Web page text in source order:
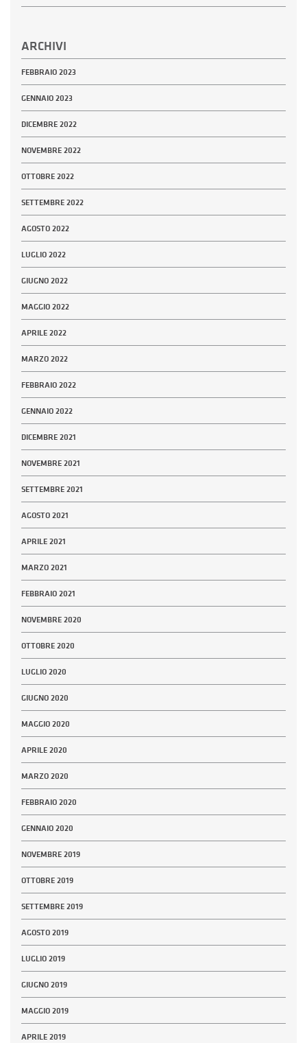
ARCHIVI
FEBBRAIO 2023
GENNAIO 2023
DICEMBRE 2022
NOVEMBRE 2022
OTTOBRE 2022
SETTEMBRE 2022
AGOSTO 2022
LUGLIO 2022
GIUGNO 2022
MAGGIO 2022
APRILE 2022
MARZO 2022
FEBBRAIO 2022
GENNAIO 2022
DICEMBRE 2021
NOVEMBRE 2021
SETTEMBRE 2021
AGOSTO 2021
APRILE 2021
MARZO 2021
FEBBRAIO 2021
NOVEMBRE 2020
OTTOBRE 2020
LUGLIO 2020
GIUGNO 2020
MAGGIO 2020
APRILE 2020
MARZO 2020
FEBBRAIO 2020
GENNAIO 2020
NOVEMBRE 2019
OTTOBRE 2019
SETTEMBRE 2019
AGOSTO 2019
LUGLIO 2019
GIUGNO 2019
MAGGIO 2019
APRILE 2019